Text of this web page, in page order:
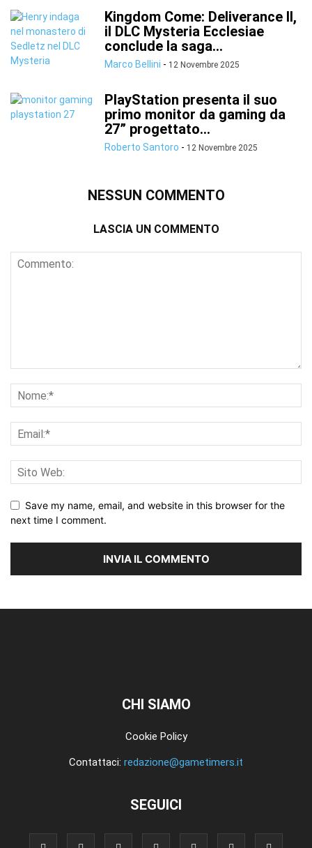
Kingdom Come: Deliverance II,
il DLC Mysteria Ecclesiae
conclude la saga...
Marco Bellini - 12 Novembre 2025
PlayStation presenta il suo
primo monitor da gaming da
27” progettato...
Roberto Santoro - 12 Novembre 2025
NESSUN COMMENTO
LASCIA UN COMMENTO
Save my name, email, and website in this browser for the
next time I comment.
CHI SIAMO
Cookie Policy
Contattaci: redazione@gametimers.it
SEGUICI